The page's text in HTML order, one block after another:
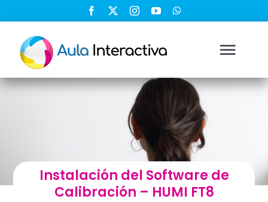
contenido
Ingresar
Registrarse
Nosotros
Instalación del Software de
Calibración – HUMI FT8